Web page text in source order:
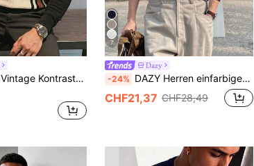
GRDR Herren Vintage Kontrastfarben Vielseitig Kragen Vertikal gestreifter Strick Langarm - Lässig Alltagskleidung
7
Dazy
-24% DAZY Herren einfarbiger burgunderroter Polokragen-Pullover mit Reißverschluss, Herbst
CHF21,37 CHF28,49